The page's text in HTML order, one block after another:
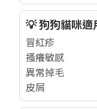
💡 狗狗貓咪適
冒紅疹
搔癢敏感
異常掉毛
皮屑